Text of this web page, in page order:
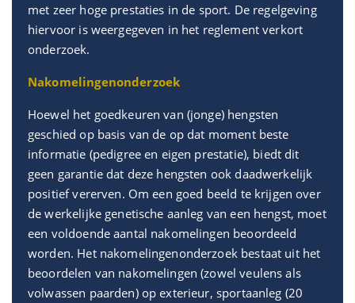
met zeer hoge prestaties in de sport. De regelgeving
hiervoor is weergegeven in het reglement verkort
onderzoek.
Nakomelingenonderzoek
Hoewel het goedkeuren van (jonge) hengsten
geschied op basis van de op dat moment beste
informatie (pedigree en eigen prestatie), biedt dit
geen garantie dat deze hengsten ook daadwerkelijk
positief vererven. Om een goed beeld te krijgen over
de werkelijke genetische aanleg van een hengst, moet
een voldoende aantal nakomelingen beoordeeld
worden. Het nakomelingenonderzoek bestaat uit het
beoordelen van nakomelingen (zowel veulens als
volwassen paarden) op exterieur, sportaanleg (20